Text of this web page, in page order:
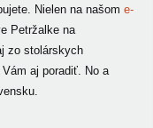
Nielen na našom e-
Petržalke na
zo stolárskych
aj poradiť. No a